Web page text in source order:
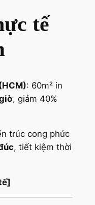
tế
: 60m² in
, giảm 40%
trúc cong phức
, tiết kiệm thời